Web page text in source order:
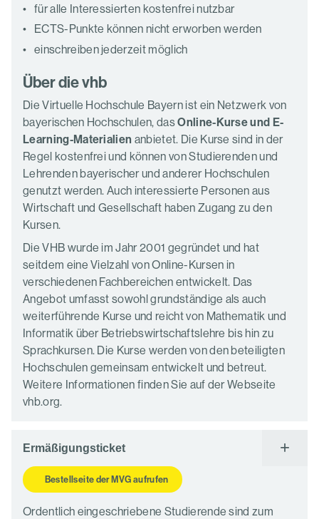
für alle Interessierten kostenfrei nutzbar
ECTS-Punkte können nicht erworben werden
einschreiben jederzeit möglich
Über die vhb
Die Virtuelle Hochschule Bayern ist ein Netzwerk von
bayerischen Hochschulen, dasOnline-Kurse und E-
Learning-Materialien anbietet. Die Kurse sind in der
Regel kostenfrei und können von Studierenden und
Lehrenden bayerischer und anderer Hochschulen
genutzt werden. Auch interessierte Personen aus
Wirtschaft und Gesellschaft haben Zugang zu den
Kursen.
Die VHB wurde im Jahr 2001 gegründet und hat
seitdem eine Vielzahl von Online-Kursen in
verschiedenen Fachbereichen entwickelt. Das
Angebot umfasst sowohl grundständige als auch
weiterführende Kurse und reicht von Mathematik und
Informatik über Betriebswirtschaftslehre bis hin zu
Sprachkursen. Die Kurse werden von den beteiligten
Hochschulen gemeinsam entwickelt und betreut.
Weitere Informationen finden Sie auf der Webseite
vhb.org.
Ermäßigungsticket
Bestellseite der MVG aufrufen
Ordentlich eingeschriebene Studierende sind zum